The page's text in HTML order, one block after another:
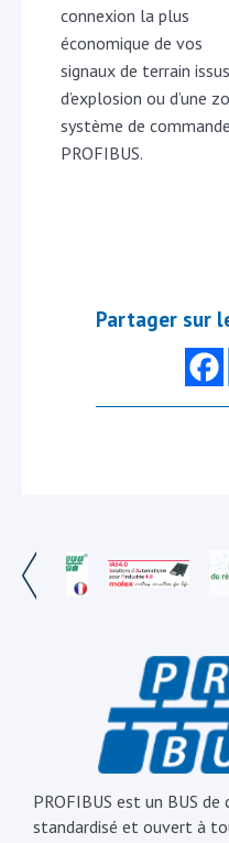
connexion la plus
économique de vos
signaux de terrain
d’explosion ou d’une
système de
PROFIBUS.
Partager sur
PROFIBUS est un BUS
standardisé et ouvert à